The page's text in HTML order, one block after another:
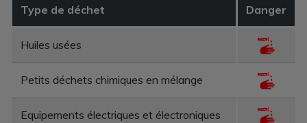
Type de déchet Danger
Huiles usées
Petits déchets chimiques en mélange
Equipements électriques et électroniques